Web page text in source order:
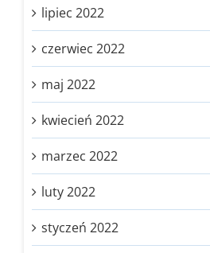
lipiec 2022
czerwiec 2022
maj 2022
kwiecień 2022
marzec 2022
luty 2022
styczeń 2022